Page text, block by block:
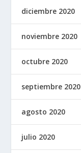
diciembre 2020
noviembre 2020
octubre 2020
septiembre 2020
agosto 2020
julio 2020